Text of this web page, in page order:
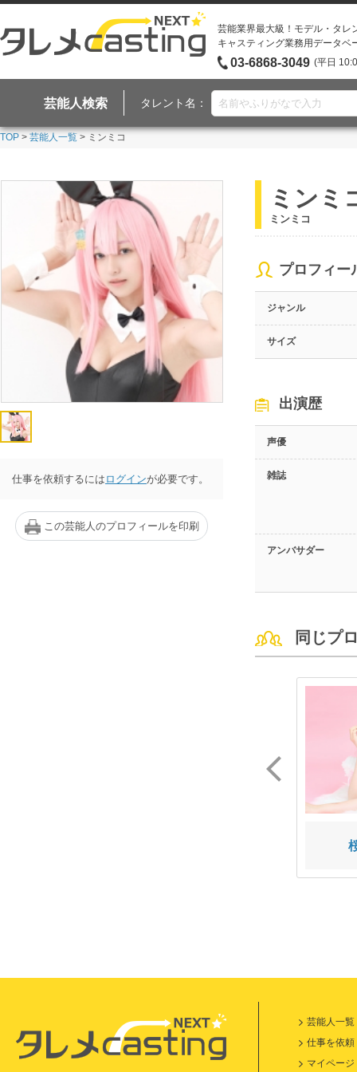
芸能業界最大級！モデル・タレ
キャスティング業務用データベ
03-6868-3049 (平日
芸能人検索 タレント名：
TOP > 芸能人一覧 > ミンミコ
仕事を依頼するには ログインが必要です。
この芸能人のプロフィールを印刷
ミンミ
ミンミコ
プロフィー
ジャンル
サイズ
出演歴
声優
雑誌
アンバサダー
同じプ
芸能人一覧
仕事を依頼
マイページ